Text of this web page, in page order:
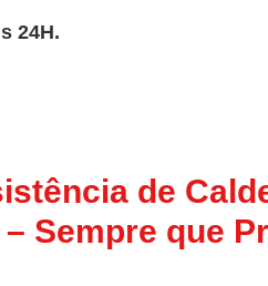
24H.
de
– Sempre que